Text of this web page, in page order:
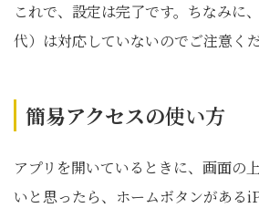
これで、設定は完了です。ちなみに
代）は対応していないのでご注意くだ
簡易アクセスの使い方
アプリを開いているときに、画面の
いと思ったら、ホームボタンがある